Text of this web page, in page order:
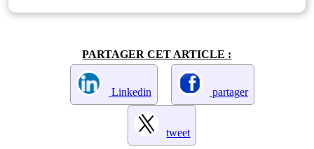
PARTAGER CET ARTICLE :
Linkedin partager
tweet